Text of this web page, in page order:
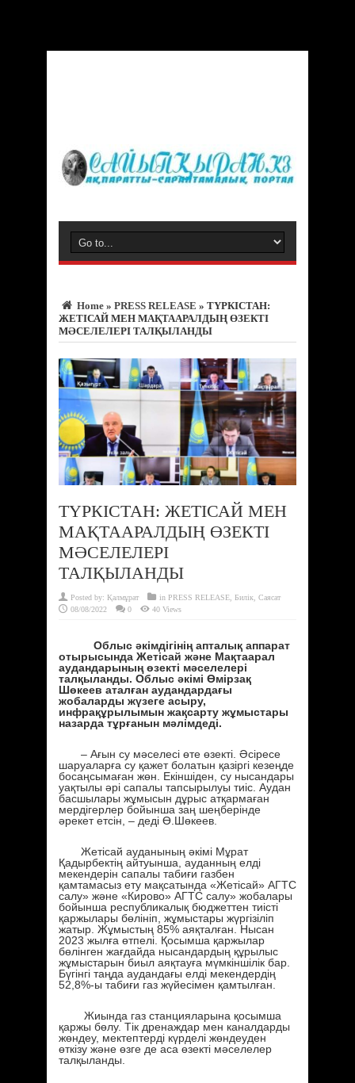
Home » PRESS RELEASE » ТҮРКІСТАН:
ЖЕТІСАЙ МЕН МАҚТААРАЛДЫҢ ӨЗЕКТІ
МӘСЕЛЕЛЕРІ ТАЛҚЫЛАНДЫ
ТҮРКІСТАН: ЖЕТІСАЙ МЕН
МАҚТААРАЛДЫҢ ӨЗЕКТІ
МӘСЕЛЕЛЕРІ
ТАЛҚЫЛАНДЫ
Posted by: Қалмұрат in PRESS RELEASE Билік
Саясат
08/08/2022
0 40 Views
Облыс әкімдігінің апталық аппарат
отырысында Жетісай және Мақтаарал
аудандарының өзекті мәселелері
талқыланды. Облыс әкімі Өмірзақ
Шөкеев аталған аудандардағы
жобаларды жүзеге асыру,
инфрақұрылымын жақсарту жұмыстары
назарда тұрғанын мәлімдеді.
– Ағын су мәселесі өте өзекті. Әсіресе
шаруаларға су қажет болатын қазіргі кезеңде
босаңсымаған жөн. Екіншіден, су нысандары
уақтылы әрі сапалы тапсырылуы тиіс. Аудан
басшылары жұмысын дұрыс атқармаған
мердігерлер бойынша заң шеңберінде
әрекет етсін, – деді Ө.Шөкеев.
Жетісай ауданының әкімі Мұрат
Қадырбектің айтуынша, ауданның елді
мекендерін сапалы табиғи газбен
қамтамасыз ету мақсатында «Жетісай» АГТС
салу» және «Кирово» АГТС салу» жобалары
бойынша республикалық бюджеттен тиісті
қаржылары бөлініп, жұмыстары жүргізіліп
жатыр. Жұмыстың 85% аяқталған. Нысан
2023 жылға өтпелі. Қосымша қаржылар
бөлінген жағдайда нысандардың құрылыс
жұмыстарын биыл аяқтауға мүмкіншілік бар.
Бүгінгі таңда аудандағы елді мекендердің
52,8%-ы табиғи газ жүйесімен қамтылған.
Жиында газ станцияларына қосымша
қаржы бөлу. Тік дренаждар мен каналдарды
жөндеу, мектептерді күрделі жөндеуден
өткізу және өзге де аса өзекті мәселелер
талқыланды.